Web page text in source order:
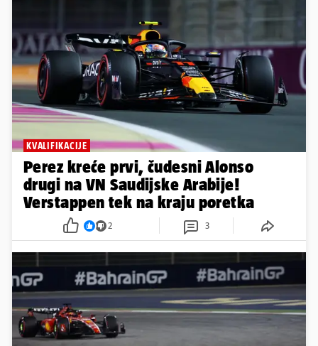
KVALIFIKACIJE
Perez kreće prvi, čudesni Alonso
drugi na VN Saudijske Arabije!
Verstappen tek na kraju poretka
2 3